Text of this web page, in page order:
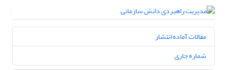
مقالات آماده انتشار
شماره جاری